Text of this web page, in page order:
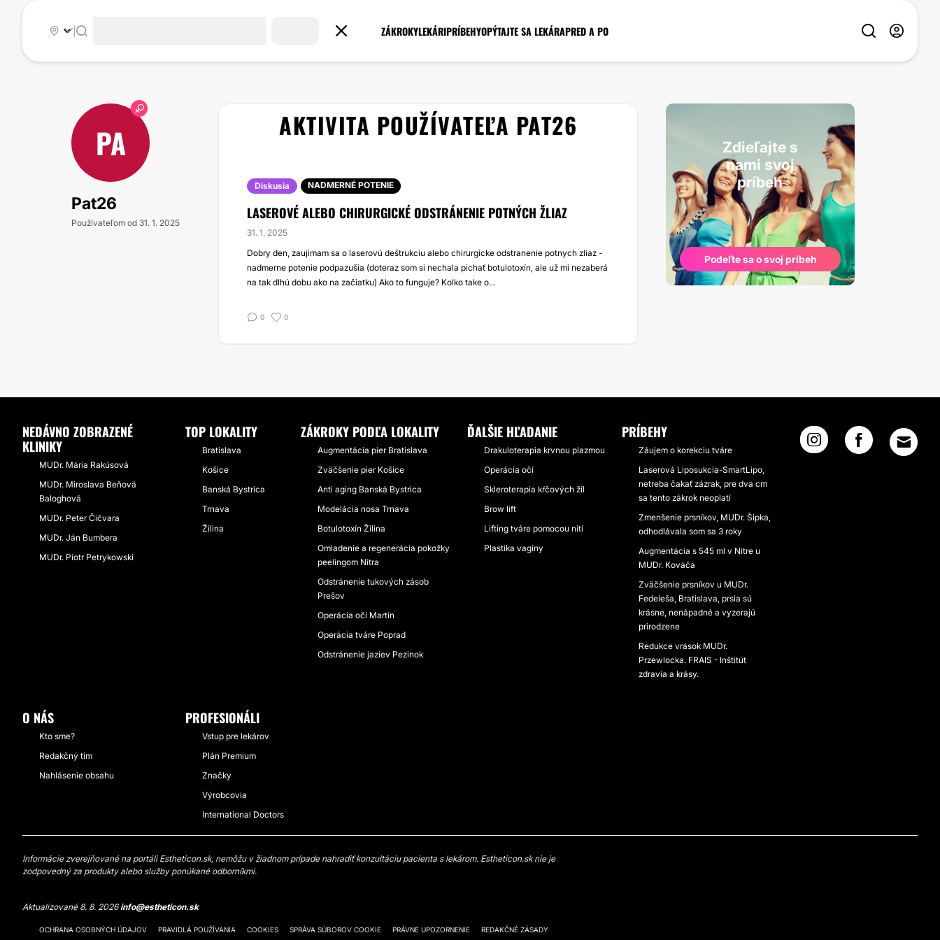
ZÁKROKYLEKÁRIPRÍBEHYOPÝTAJTE SA LEKÁRAPRED A PO
|
PA
Pat26
Používateľom od 31. 1. 2025
AKTIVITA POUŽÍVATEĽA PAT26
Diskusia NADMERNÉ POTENIE
LASEROVÉ ALEBO CHIRURGICKÉ ODSTRÁNENIE POTNÝCH ŽLIAZ
31. 1. 2025
Dobry den, zaujimam sa o laserovú deštrukciu alebo chirurgicke odstranenie potnych zliaz -
nadmerne potenie podpazušia (doteraz som si nechala pichať botulotoxín, ale už mi nezaberá
na tak dlhú dobu ako na začiatku) Ako to funguje? Kolko take o...
0 0
Zdieľajte s
nami svoj
príbeh
Podeľte sa o svoj príbeh
NEDÁVNO ZOBRAZENÉ
KLINIKY
MUDr. Mária Rakúsová
MUDr. Miroslava Beňová
Baloghová
MUDr. Peter Čičvara
MUDr. Ján Bumbera
MUDr. Piotr Petrykowski
TOP LOKALITY
Bratislava
Košice
Banská Bystrica
Trnava
Žilina
ZÁKROKY PODĽA LOKALITY
Augmentácia pier Bratislava
Zväčšenie pier Košice
Anti aging Banská Bystrica
Modelácia nosa Trnava
Botulotoxín Žilina
Omladenie a regenerácia pokožky
peelingom Nitra
Odstránenie tukových zásob
Prešov
Operácia očí Martin
Operácia tváre Poprad
Odstránenie jaziev Pezinok
ĎALŠIE HĽADANIE
Drakuloterapia krvnou plazmou
Operácia očí
Skleroterapia kŕčových žíl
Brow lift
Lifting tváre pomocou nití
Plastika vagíny
PRÍBEHY
Záujem o korekciu tváre
Laserová Liposukcia-SmartLipo,
netreba čakať zázrak, pre dva cm
sa tento zákrok neoplatí
Zmenšenie prsníkov, MUDr. Šipka,
odhodlávala som sa 3 roky
Augmentácia s 545 ml v Nitre u
MUDr. Kováča
Zväčšenie prsníkov u MUDr.
Fedeleša, Bratislava, prsia sú
krásne, nenápadné a vyzerajú
prirodzene
Redukce vrások MUDr.
Przewlocka. FRAIS - Inštitút
zdravia a krásy.
O NÁS
Kto sme?
Redakčný tím
Nahlásenie obsahu
PROFESIONÁLI
Vstup pre lekárov
Plán Premium
Značky
Výrobcovia
International Doctors
Informácie zverejňované na portáli Estheticon.sk, nemôžu v žiadnom prípade nahradiť konzultáciu pacienta s lekárom. Estheticon.sk nie je
zodpovedný za produkty alebo služby ponúkané odborníkmi.
Aktualizované 8. 8. 2026info@estheticon.sk
OCHRANA OSOBNÝCH ÚDAJOV PRAVIDLÁ POUŽÍVANIA COOKIES SPRÁVA SÚBOROV COOKIE PRÁVNE UPOZORNENIE REDAKČNÉ ZÁSADY